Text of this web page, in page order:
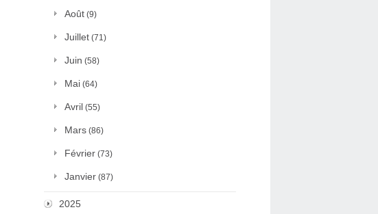
Août (9)
Juillet (71)
Juin (58)
Mai (64)
Avril (55)
Mars (86)
Février (73)
Janvier (87)
2025